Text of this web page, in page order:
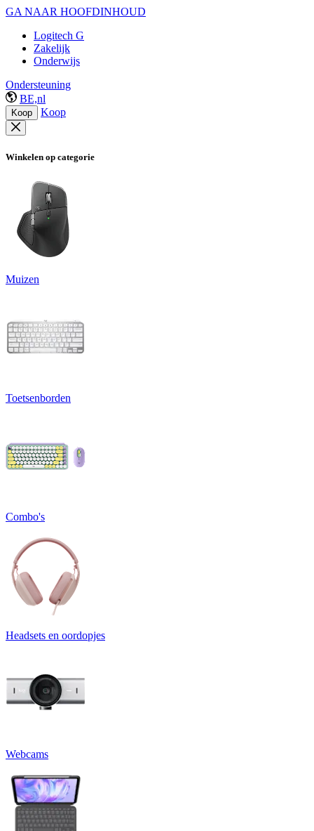
GA NAAR HOOFDINHOUD
Logitech G
Zakelijk
Onderwijs
Ondersteuning
BE,nl
Koop Koop
Winkelen op categorie
Muizen
Toetsenborden
Combo's
Headsets en oordopjes
Webcams